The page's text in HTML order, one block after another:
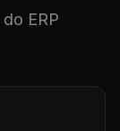
do ERP